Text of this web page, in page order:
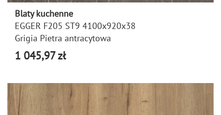
Blaty kuchenne
EGGER F205 ST9 4100x920x38
Grigia Pietra antracytowa
1 045,97 zł